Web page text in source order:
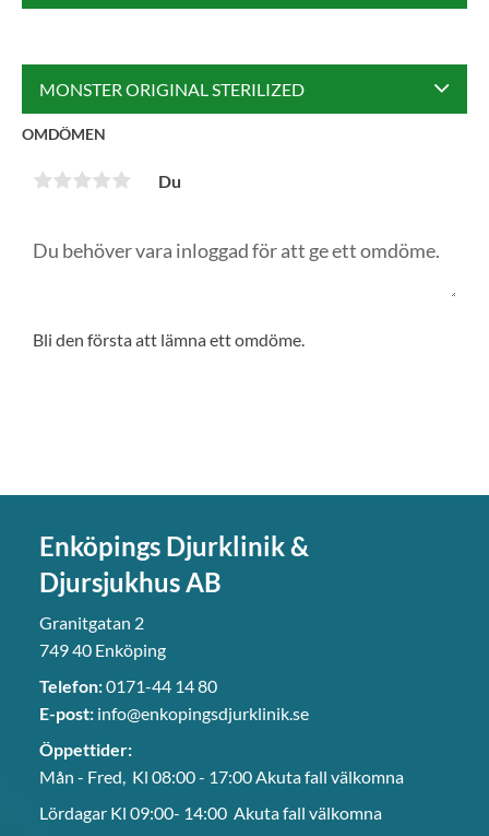
MONSTER ORIGINAL STERILIZED
OMDÖMEN
Du
Bli den första att lämna ett omdöme.
Enköpings Djurklinik &
Djursjukhus AB
Granitgatan 2
749 40 Enköping
Telefon:0171-44 14 80
E-post: info@enkopingsdjurklinik.se
Öppettider:
Mån - Fred, Kl 08:00 - 17:00 Akuta fall välkomna
Lördagar Kl 09:00- 14:00 Akuta fall välkomna